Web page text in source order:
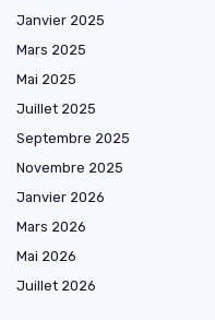
Janvier 2025
Mars 2025
Mai 2025
Juillet 2025
Septembre 2025
Novembre 2025
Janvier 2026
Mars 2026
Mai 2026
Juillet 2026